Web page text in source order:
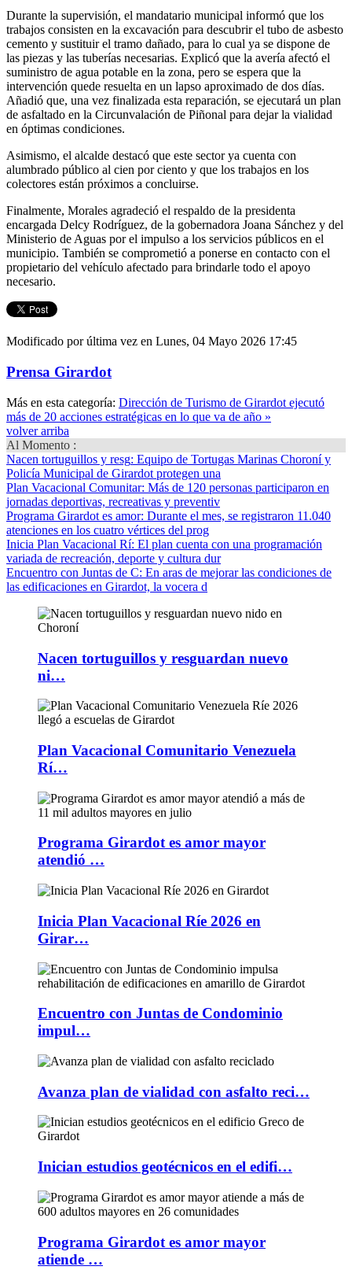
Durante la supervisión, el mandatario municipal informó que los
trabajos consisten en la excavación para descubrir el tubo de asbesto
cemento y sustituir el tramo dañado, para lo cual ya se dispone de
las piezas y las tuberías necesarias. Explicó que la avería afectó el
suministro de agua potable en la zona, pero se espera que la
intervención quede resuelta en un lapso aproximado de dos días.
Añadió que, una vez finalizada esta reparación, se ejecutará un plan
de asfaltado en la Circunvalación de Piñonal para dejar la vialidad
en óptimas condiciones.
Asimismo, el alcalde destacó que este sector ya cuenta con
alumbrado público al cien por ciento y que los trabajos en los
colectores están próximos a concluirse.
Finalmente, Morales agradeció el respaldo de la presidenta
encargada Delcy Rodríguez, de la gobernadora Joana Sánchez y del
Ministerio de Aguas por el impulso a los servicios públicos en el
municipio. También se comprometió a ponerse en contacto con el
propietario del vehículo afectado para brindarle todo el apoyo
necesario.
Modificado por última vez en Lunes, 04 Mayo 2026 17:45
Prensa Girardot
Más en esta categoría: Dirección de Turismo de Girardot ejecutó
más de 20 acciones estratégicas en lo que va de año »
volver arriba
Al Momento :
Nacen tortuguillos y resg: Equipo de Tortugas Marinas Choroní y
Policía Municipal de Girardot protegen una
Plan Vacacional Comunitar: Más de 120 personas participaron en
jornadas deportivas, recreativas y preventiv
Programa Girardot es amor: Durante el mes, se registraron 11.040
atenciones en los cuatro vértices del prog
Inicia Plan Vacacional Rí: El plan cuenta con una programación
variada de recreación, deporte y cultura dur
Encuentro con Juntas de C: En aras de mejorar las condiciones de
las edificaciones en Girardot, la vocera d
Nacen tortuguillos y resguardan nuevo
ni…
Plan Vacacional Comunitario Venezuela
Rí…
Programa Girardot es amor mayor
atendió …
Inicia Plan Vacacional Ríe 2026 en
Girar…
Encuentro con Juntas de Condominio
impul…
Avanza plan de vialidad con asfalto reci…
Inician estudios geotécnicos en el edifi…
Programa Girardot es amor mayor
atiende …